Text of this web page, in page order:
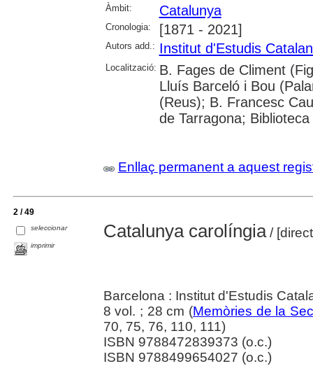
Àmbit: Catalunya
Cronologia: [1871 - 2021]
Autors add.: Institut d'Estudis
Localització: B. Fages de Climent
Lluís Barceló i Bou
(Reus); B. Francesc
de Tarragona;
Enllaç permanent a aquest
2 / 49
seleccionar
imprimir
Catalunya carolíngia/
Barcelona : Institut d'Estudis
8 vol. ; 28 cm (Memòries de la
70, 75, 76, 110, 111)
ISBN 9788472839373 (o.c.)
ISBN 9788499654027 (o.c.)